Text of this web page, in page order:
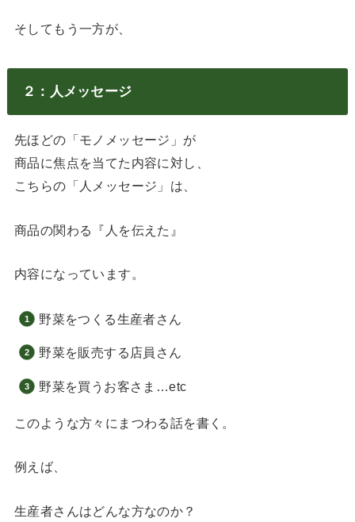
そしてもう一方が、
２：人メッセージ
先ほどの「モノメッセージ」が
商品に焦点を当てた内容に対し、
こちらの「人メッセージ」は、
商品の関わる『人を伝えた』
内容になっています。
野菜をつくる生産者さん
野菜を販売する店員さん
野菜を買うお客さま…etc
このような方々にまつわる話を書く。
例えば、
生産者さんはどんな方なのか？